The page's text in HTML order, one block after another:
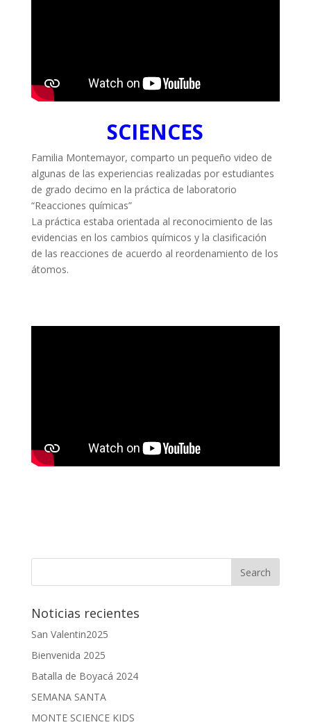
SCIENCES
Familia Montemayor, comparto un pequeño video de
algunas de las experiencias realizadas por estudiantes
de grado decimo en la práctica de laboratorio
“Reacciones químicas”
La práctica estaba orientada al reconocimiento de las
evidencias en los cambios químicos y la clasificación
de las reacciones de acuerdo al reordenamiento de los
átomos.
Noticias recientes
San Valentin2025
Bienvenida 2025
Batalla de Boyacá 2024
SEMANA SANTA
MONTE SCIENCE KIDS